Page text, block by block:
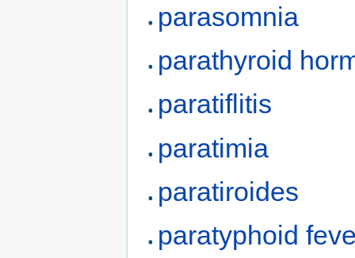
parasomnia
parathyroid
paratiflitis
paratimia
paratiroides
paratyphoid